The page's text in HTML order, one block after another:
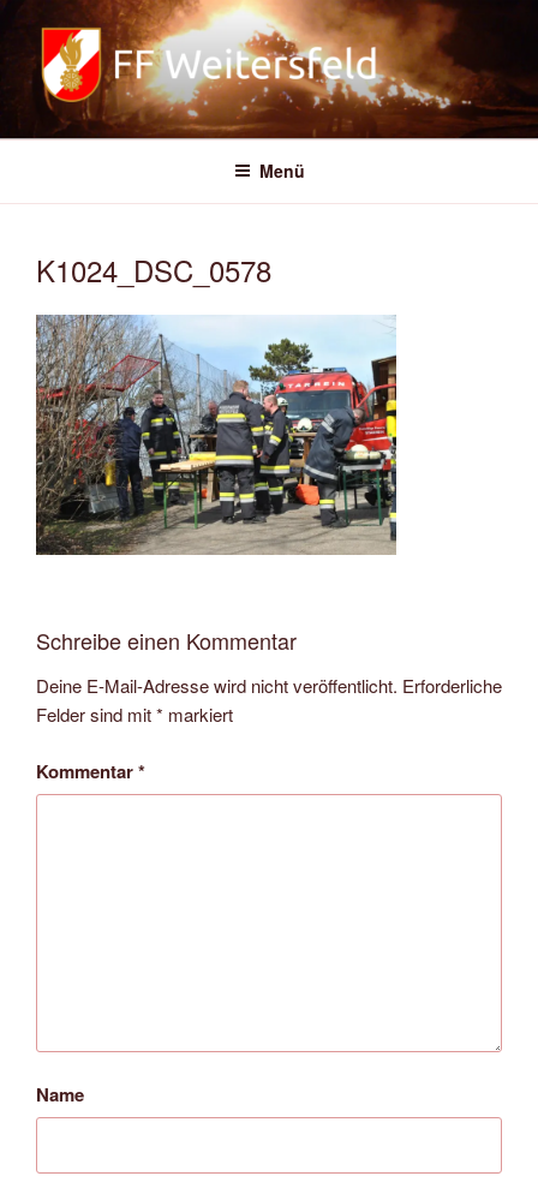
springen
FREIWILLIGE FEUERWEHR
WEITERSFELDMenü
K1024_DSC_0578
Schreibe einen Kommentar
Deine E-Mail-Adresse wird nicht veröffentlicht. Erforderliche
Felder sind mit* markiert
Kommentar*
Name